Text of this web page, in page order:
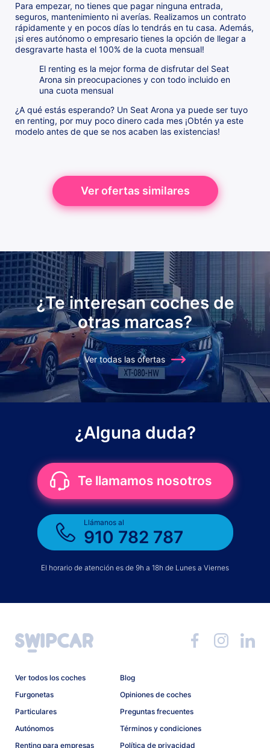
Para empezar, no tienes que pagar ninguna entrada,
seguros, mantenimiento ni averías. Realizamos un contrato
rápidamente y en pocos días lo tendrás en tu casa. Además,
¡si eres autónomo o empresario tienes la opción de llegar a
desgravarte hasta el 100% de la cuota mensual!
El renting es la mejor forma de disfrutar del Seat
Arona sin preocupaciones y con todo incluido en
una cuota mensual
¿A qué estás esperando? Un Seat Arona ya puede ser tuyo
en renting, por muy poco dinero cada mes ¡Obtén ya este
modelo antes de que se nos acaben las existencias!
Ver ofertas similares
¿Te interesan coches de
otras marcas?
Ver todas las ofertas
¿Alguna duda?
Te llamamos nosotros
Llámanos al
910 782 787
El horario de atención es de 9h a 18h de Lunes a Viernes
Ver todos los coches
Furgonetas
Particulares
Autónomos
Renting para empresas
Blog
Opiniones de coches
Preguntas frecuentes
Términos y condiciones
Política de privacidad